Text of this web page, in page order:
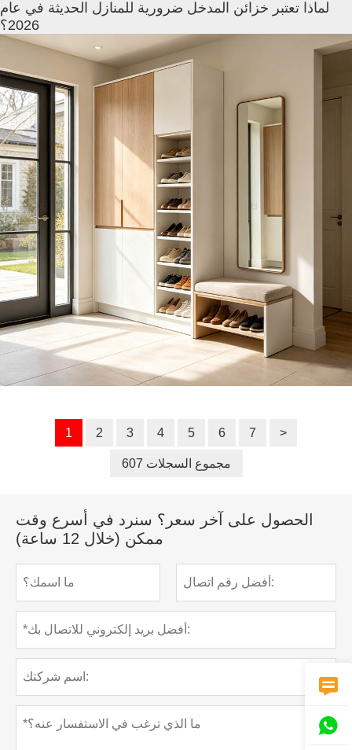
لماذا تعتبر خزائن المدخل ضرورية للمنازل الحديثة في عام
2026؟
1 2 3 4 5 6 7 >
607 مجموع السجلات
الحصول على آخر سعر؟ سنرد في أسرع وقت
ممكن (خلال 12 ساعة)

